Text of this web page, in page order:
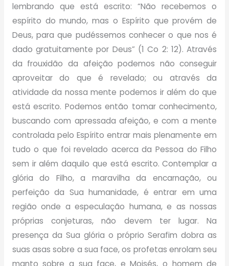
lembrando que está escrito: “Não recebemos o
espírito do mundo, mas o Espírito que provém de
Deus, para que pudéssemos conhecer o que nos é
dado gratuitamente por Deus” (1 Co 2: 12). Através
da frouxidão da afeição podemos não conseguir
aproveitar do que é revelado; ou através da
atividade da nossa mente podemos ir além do que
está escrito. Podemos então tomar conhecimento,
buscando com apressada afeição, e com a mente
controlada pelo Espírito entrar mais plenamente em
tudo o que foi revelado acerca da Pessoa do Filho
sem ir além daquilo que está escrito. Contemplar a
glória do Filho, a maravilha da encarnação, ou
perfeição da Sua humanidade, é entrar em uma
região onde a especulação humana, e as nossas
próprias conjeturas, não devem ter lugar. Na
presença da Sua glória o próprio Serafim dobra as
suas asas sobre a sua face, os profetas enrolam seu
manto sobre a sua face, e Moisés, o homem de